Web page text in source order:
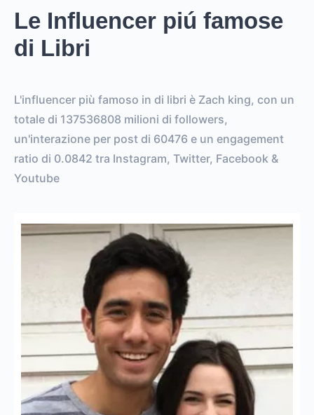
Le Influencer piú famose
di Libri
L'influencer più famoso in di libri è Zach king, con un
totale di 137536808 milioni di followers,
un'interazione per post di 60476 e un engagement
ratio di 0.0842 tra Instagram, Twitter, Facebook &
Youtube